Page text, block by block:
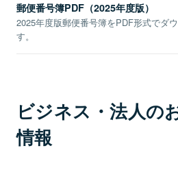
郵便番号簿PDF（2025年度版）
2025年度版郵便番号簿をPDF形式でダ
す。
ビジネス・法人の
情報